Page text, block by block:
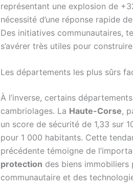
représentant une explosion de
nécessité d’une réponse rapide
Des initiatives communautaires,
s’avérer très utiles pour
Les départements les plus sûrs
À l’inverse, certains
cambriolages. La Haute-Corse,
un score de sécurité de 1,33 sur
pour 1 000 habitants. Cette
précédente témoigne de
protection des biens immobiliers
communautaire et des